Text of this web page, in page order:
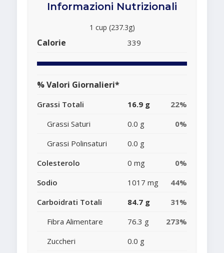
Informazioni Nutrizionali
1 cup (237.3g)
Calorie 339
% Valori Giornalieri*
Grassi Totali 16.9 g
22%
Grassi Saturi
0.0 g
0%
Grassi Polinsaturi
0.0 g
Colesterolo
0 mg
0%
Sodio
1017 mg
44%
Carboidrati Totali
84.7 g
31%
Fibra Alimentare
76.3 g
273%
Zuccheri
0.0 g